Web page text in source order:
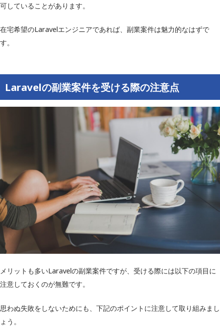
可していることがあります。
在宅希望のLaravelエンジニアであれば、副業案件は魅力的なはずで
す。
Laravelの副業案件を受ける際の注意点
メリットも多いLaravelの副業案件ですが、受ける際には以下の項目に
注意しておくのが無難です。
思わぬ失敗をしないためにも、下記のポイントに注意して取り組みまし
ょう。